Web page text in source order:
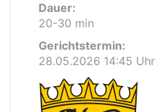
Dauer:
20-30 min
Gerichtstermin:
28.05.2026 14:45 Uhr